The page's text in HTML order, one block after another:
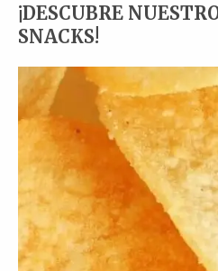
¡DESCUBRE
SNACKS!